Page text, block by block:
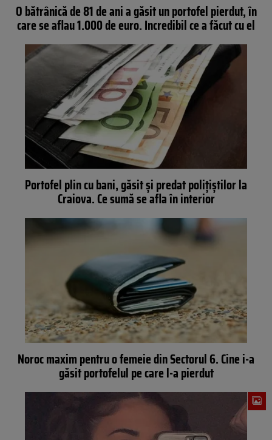
O bătrânică de 81 de ani a găsit un portofel pierdut, în
care se aflau 1.000 de euro. Incredibil ce a făcut cu el
Portofel plin cu bani, găsit și predat polițiștilor la
Craiova. Ce sumă se afla în interior
Noroc maxim pentru o femeie din Sectorul 6. Cine i-a
găsit portofelul pe care l-a pierdut